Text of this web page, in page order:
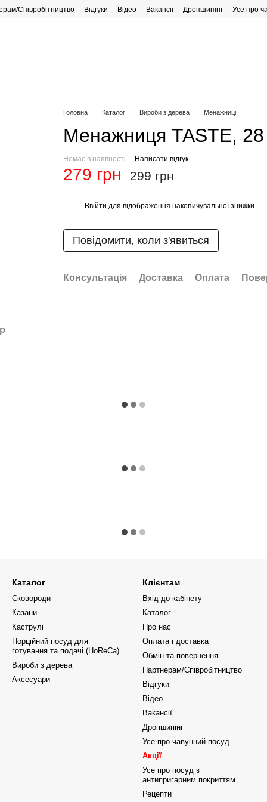
Співробітництво Відгуки Відео Вакансії Дропшипінг
Усе про
Головна Каталог Вироби з дерева Менажниці
Менажниця TASTE, 28
Немає в наявності Написати відгук
279 грн 299 грн
Ввійти для відображення накопичувальної знижки
Повідомити, коли з'явиться
Консультація Доставка Оплата
Каталог
Сковороди
Казани
Каструлі
Порційний посуд для
готування та подачі (HoReCa)
Вироби з дерева
Аксесуари
Клієнтам
Вхід до кабінету
Каталог
Про нас
Оплата і доставка
Обмін та повернення
Партнерам/Співробітництво
Відгуки
Відео
Вакансії
Дропшипінг
Усе про чавунний посуд
Акції
Усе про посуд з
антипригарним покриттям
Рецепти